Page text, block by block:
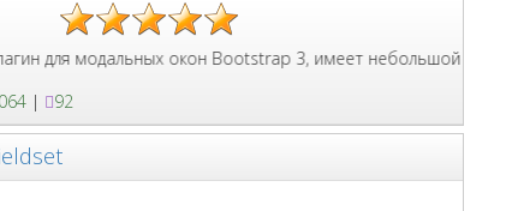
так и видео.
модальных окон Bootstrap 3, имеет небольшой вес и
| 92